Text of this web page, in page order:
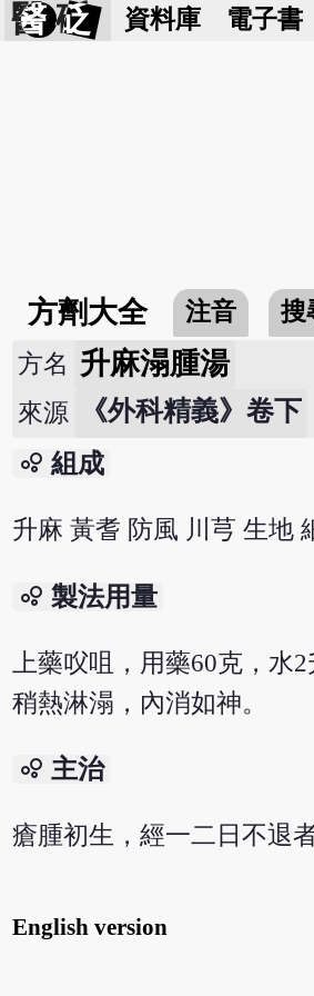
醫 砭 資料庫 電子書
方劑大全 注音 搜
方名 升麻溻腫湯
來源 《外科精義》卷下
bubble_chart 組成
升麻 黃耆 防風 川芎 生地
bubble_chart 製法用量
上藥㕮咀，用藥60克，水2
稍熱淋溻，內消如神。
bubble_chart 主治
瘡腫初生，經一二日不退者
English version